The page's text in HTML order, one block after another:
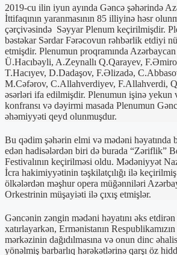
2019-cu ilin iyun ayında Gəncə şəhərində
İttifaqının yaranmasının 85 illiyinə həsr
çərçivəsində Səyyar Plenum keçirilmişdir.
bəstəkar Sərdar Fərəcovun rəhbərlik etdiyi
etmişdir. Plenumun proqramında Azərbaycan
Ü.Hacıbəyli, A.Zeynallı Q.Qarayev,
T.Hacıyev, D.Dadaşov, F.Əlizadə,
M.Cəfərov, C.Allahverdiyev, F.Allahverdi,
əsərləri ifa edilmişdir. Plenumun işinə yekun
konfransı və dəyirmi masada Plenumun
əhəmiyyəti qeyd olunmuşdur.
Bu qədim şəhərin elmi və mədəni həyatında
edən hadisələrdən biri də burada “Zəriflik”
Festivalının keçirilməsi oldu. Mədəniyyət
İcra hakimiyyətinin təşkilatçılığı ilə
ölkələrdən məşhur opera müğənniləri
Orkestrinin müşayiəti ilə çıxış etmişlər.
Gəncənin zəngin mədəni həyatını əks
xatırlayarkən, Ermənistanın
mərkəzinin dağıdılmasına və onun dinc
yönəlmiş barbarlıq hərəkətlərinə qarşı öz